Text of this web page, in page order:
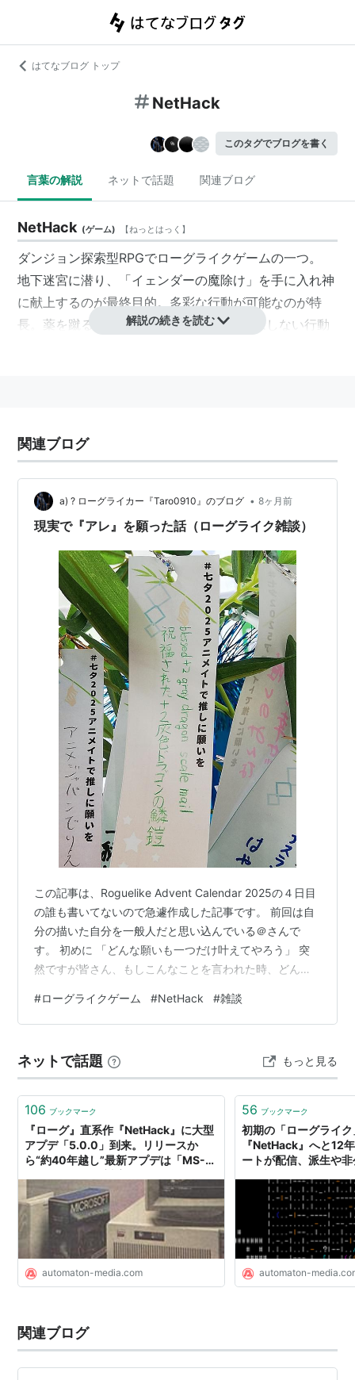
はてなブログ トップ
NetHack
このタグでブログを書く
言葉の解説 ネットで話題 関連ブログ
NetHack (ゲーム) 【ねっとはっく 】
ダンジョン探索型RPGでローグライクゲームの一つ。
地下迷宮に潜り、「イェンダーの魔除け」を手に入れ神
に献上するのが最終目的。多彩な行動が可能なのが特
長。薬を蹴る、Tシャツを読むなど、普通はしない行動
タイルだが当時はそうでなかった）
極端に敷居の高いゲームの一つでプレイしてもすぐ死ん
でしまう。そのためすぐ止める人がいる一方で極端な中
毒患者もいるゲームである。
日本語版にJNetHackがある。
様々なヴァリアント（派生、改造したもの）が存在す
る。代表的なものはSLASH'EM。
解説の続きを読む
関連ブログ
a) ? ローグライカー『Taro0910』のブログ • 8ヶ月前
現実で『アレ』を願った話（ローグライク雑談）
この記事は、Roguelike Advent Calendar 2025の４日目
の誰も書いてないので急遽作成した記事です。 前回は自
分の描いた自分を一般人だと思い込んでいる＠さんで
す。 初めに 「どんな願いも一つだけ叶えてやろう」 突
然ですが皆さん、もしこんなことを言われた時、どんな
でしょうか。 不老不死にしろ？ ナメック語でお願いしま
す。 ギャルのパンティー？ シーナの尻は最高ですから
コンプ頑張って下さい。 何もいらない？ ここでしか手に
入らない腕輪をどうぞ。 空を飛びたい？ ５+なら…
#ローグライクゲーム #NetHack #雑談
ネットで話題 もっと見る
106 ブックマーク
『ローグ』直系作『NetHack』に大型
アプデ「5.0.0」到来。リリースか
ら“約40年越し”最新アプデは「MS-
automaton-media.com
56 ブックマーク
初期の「ローグライ
『NetHack』へと12
ートが配信、派生や
AUTOMATON
automaton-
関連ブログ